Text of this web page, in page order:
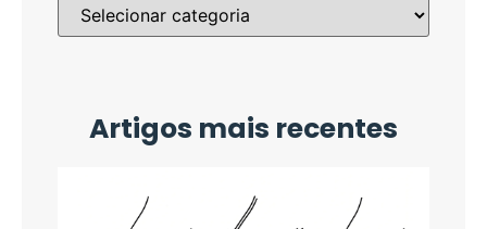
Artigos mais recentes